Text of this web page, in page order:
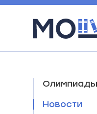
Олимпиады
Новости